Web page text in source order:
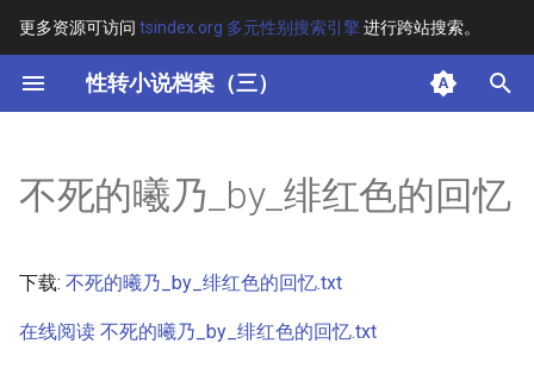
更多资源可访问 tsindex.org 多元性别搜索引擎进行跨站搜索。
性转小说档案（三）
键
开
搜
索
其他信息
正文
不死的曦乃_by_绯红色的回忆
下载: 不死的曦乃_by_绯红色的回忆.txt
在线阅读 不死的曦乃_by_绯红色的回忆.txt